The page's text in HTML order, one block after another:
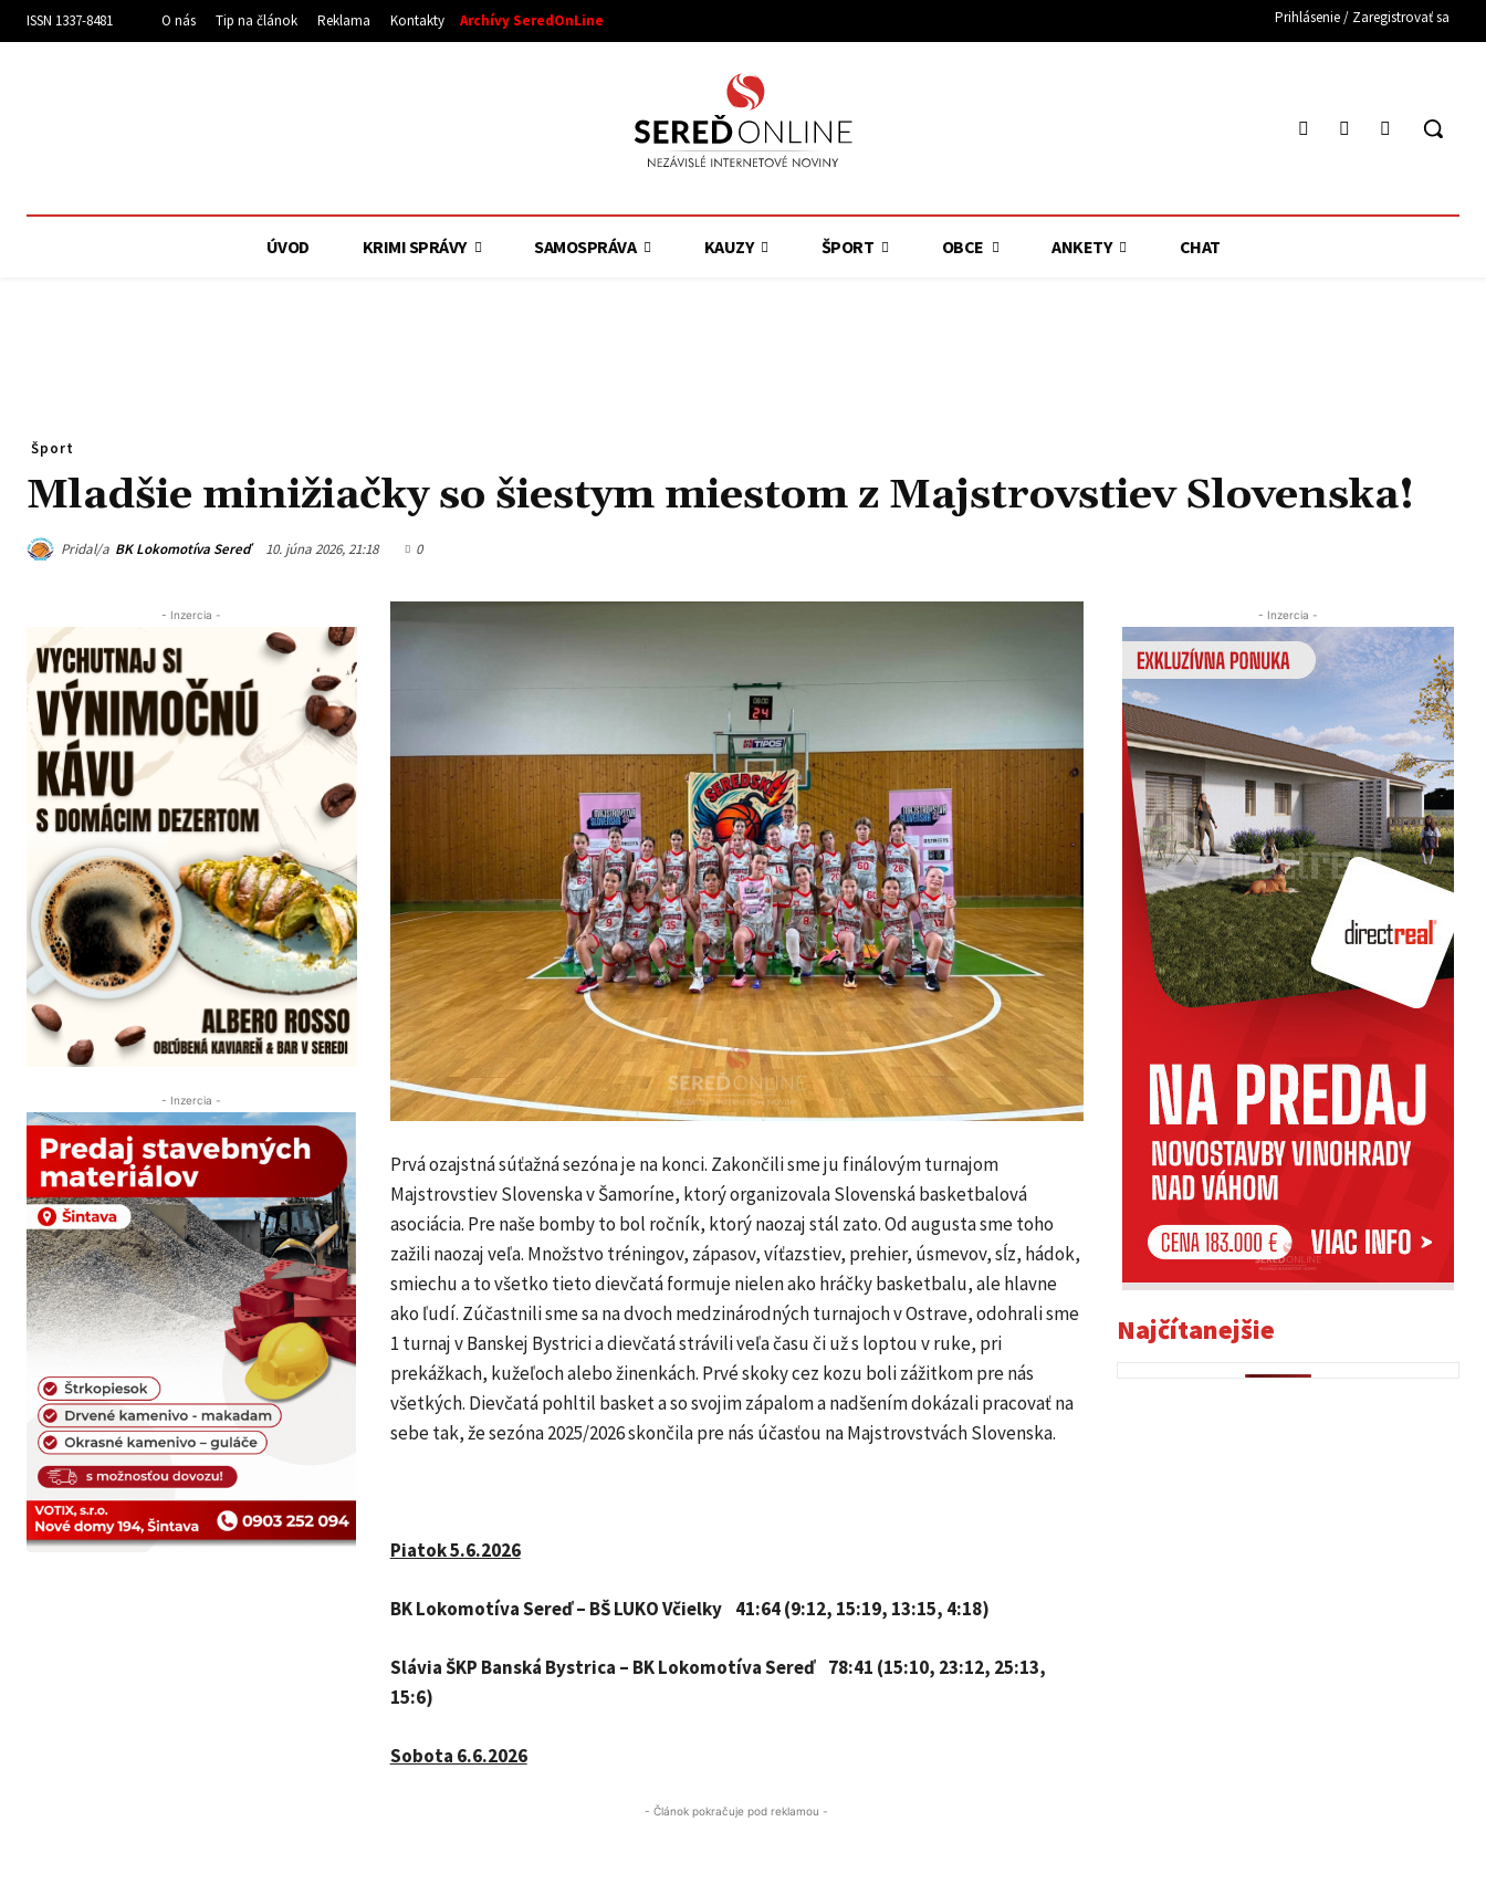
ISSN 1337-8481 O nás Tip na článok Reklama Kontakty Archívy SeredOnLine Prihlásenie / Zaregistrovať sa
ÚVOD KRIMI SPRÁVY SAMOSPRÁVA KAUZY ŠPORT OBCE ANKETY CHAT
Šport
Mladšie minižiačky so šiestym miestom z Majstrovstiev Slovenska!
Pridal/a BK Lokomotíva Sereď 10. júna 2026, 21:18 0
- Inzercia -
- Inzercia -
Prvá ozajstná súťažná sezóna je na konci. Zakončili sme ju finálovým turnajom
Majstrovstiev Slovenska v Šamoríne, ktorý organizovala Slovenská basketbalová
asociácia. Pre naše bomby to bol ročník, ktorý naozaj stál zato. Od augusta sme toho
zažili naozaj veľa. Množstvo tréningov, zápasov, víťazstiev, prehier, úsmevov, sĺz, hádok,
smiechu a to všetko tieto dievčatá formuje nielen ako hráčky basketbalu, ale hlavne
ako ľudí. Zúčastnili sme sa na dvoch medzinárodných turnajoch v Ostrave, odohrali sme
1 turnaj v Banskej Bystrici a dievčatá strávili veľa času či už s loptou v ruke, pri
prekážkach, kužeľoch alebo žinenkách. Prvé skoky cez kozu boli zážitkom pre nás
všetkých. Dievčatá pohltil basket a so svojim zápalom a nadšením dokázali pracovať na
sebe tak, že sezóna 2025/2026 skončila pre nás účasťou na Majstrovstvách Slovenska.
Piatok 5.6.2026
BK Lokomotíva Sereď – BŠ LUKO Včielky 41:64 (9:12, 15:19, 13:15, 4:18)
Slávia ŠKP Banská Bystrica – BK Lokomotíva Sereď 78:41 (15:10, 23:12, 25:13,
15:6)
Sobota 6.6.2026
- Článok pokračuje pod reklamou -
- Inzercia -
Najčítanejšie